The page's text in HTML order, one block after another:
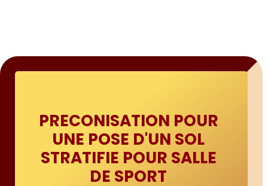
PRECONISATION POUR
UNE POSE D'UN SOL
STRATIFIE POUR SALLE
DE SPORT